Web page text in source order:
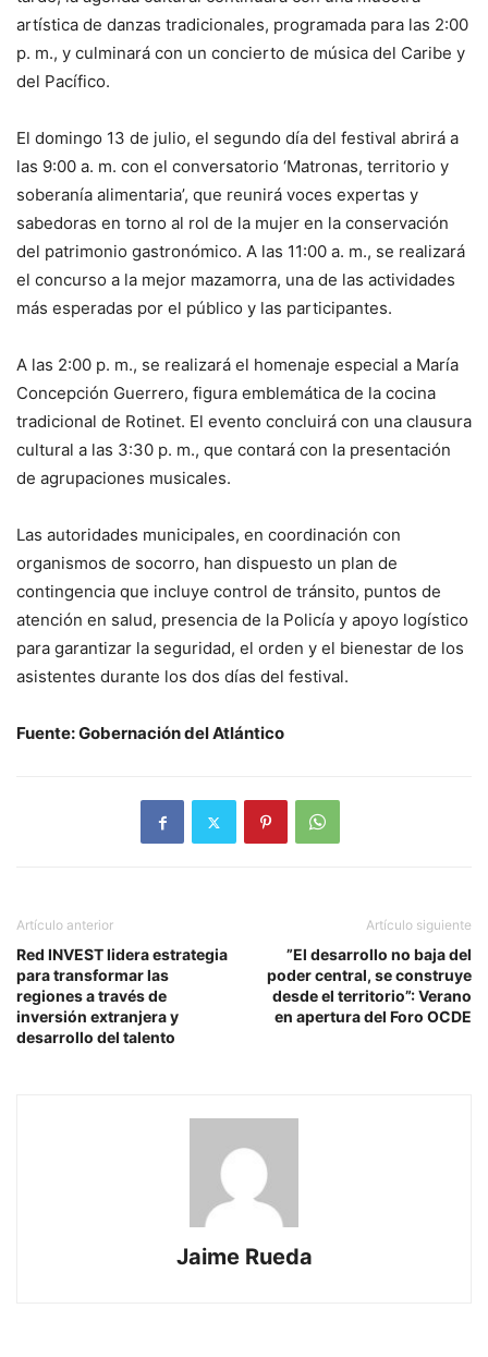
artística de danzas tradicionales, programada para las 2:00
p. m., y culminará con un concierto de música del Caribe y
del Pacífico.
El domingo 13 de julio, el segundo día del festival abrirá a
las 9:00 a. m. con el conversatorio ‘Matronas, territorio y
soberanía alimentaria’, que reunirá voces expertas y
sabedoras en torno al rol de la mujer en la conservación
del patrimonio gastronómico. A las 11:00 a. m., se realizará
el concurso a la mejor mazamorra, una de las actividades
más esperadas por el público y las participantes.
A las 2:00 p. m., se realizará el homenaje especial a María
Concepción Guerrero, figura emblemática de la cocina
tradicional de Rotinet. El evento concluirá con una clausura
cultural a las 3:30 p. m., que contará con la presentación
de agrupaciones musicales.
Las autoridades municipales, en coordinación con
organismos de socorro, han dispuesto un plan de
contingencia que incluye control de tránsito, puntos de
atención en salud, presencia de la Policía y apoyo logístico
para garantizar la seguridad, el orden y el bienestar de los
asistentes durante los dos días del festival.
Fuente: Gobernación del Atlántico
Artículo anterior
Red INVEST lidera estrategia
para transformar las
regiones a través de
inversión extranjera y
desarrollo del talento
Artículo siguiente
”El desarrollo no baja del
poder central, se construye
desde el territorio”: Verano
en apertura del Foro OCDE
Jaime Rueda